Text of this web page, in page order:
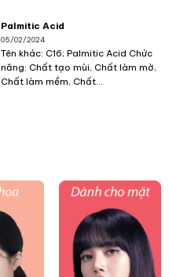
Palmitic Acid
05/02/2024
Tên khác: C16; Palmitic Acid Chức
năng: Chất tạo mùi, Chất làm mờ,
Chất làm mềm, Chất...